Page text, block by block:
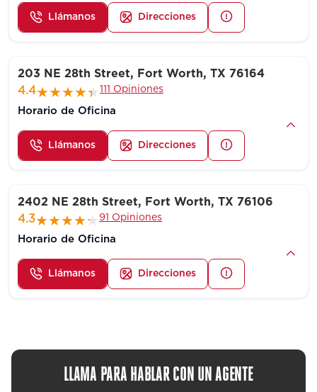
Llámanos Direcciones
203 NE 28th Street, Fort Worth, TX 76164
4.4
111 Opiniones
Horario de Oficina
Llámanos Direcciones
2402 NE 28th Street, Fort Worth, TX 76106
4.3
91 Opiniones
Horario de Oficina
Llámanos Direcciones
LLAMA PARA HABLAR CON UN AGENTE